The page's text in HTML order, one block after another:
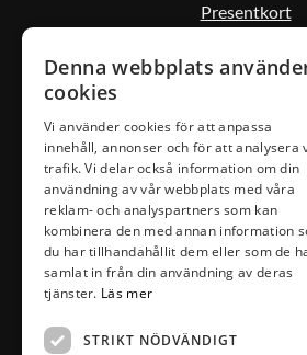
Presentkort
KONTAKT VÄXJÖ
0470-407 00
Denna webbplats
cookies
Vi använder cookies för att anpassa
innehåll, annonser och för att analysera
trafik. Vi delar också information om din
användning av vår webbplats med våra
reklam- och analyspartners som kan
kombinera den med annan information
du har tillhandahållit dem eller som de
samlat in från din användning av deras
tjänster. Läs mer
STRIKT NÖDVÄNDIGT